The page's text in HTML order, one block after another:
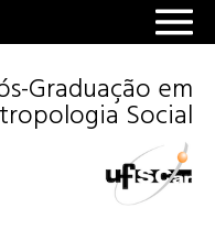
Graduação em
Social